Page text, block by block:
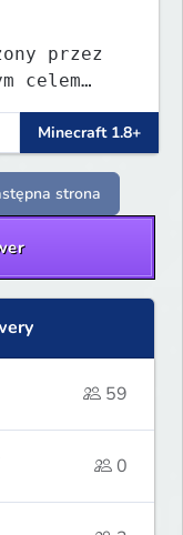
przez
celem
i
nam
do gry!
Minecraft 1.8+
strona
59
0